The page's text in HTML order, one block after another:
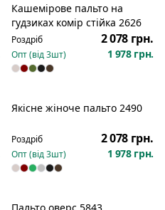
Кашемірове пальто на
гудзиках комір стійка 2626
Роздріб 2 078 грн.
Опт (від3шт) 1 978 грн.
Якісне жіноче пальто 2490
Роздріб 2 078 грн.
Опт (від3шт) 1 978 грн.